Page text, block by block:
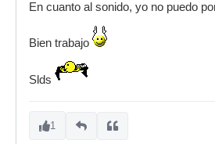
En cuanto al sonido, yo no puedo
Bien trabajo
Slds
1